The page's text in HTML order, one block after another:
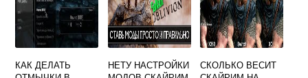
КАК ДЕЛАТЬ
НЕТУ НАСТРОЙКИ
СКОЛЬКО ВЕСИТ